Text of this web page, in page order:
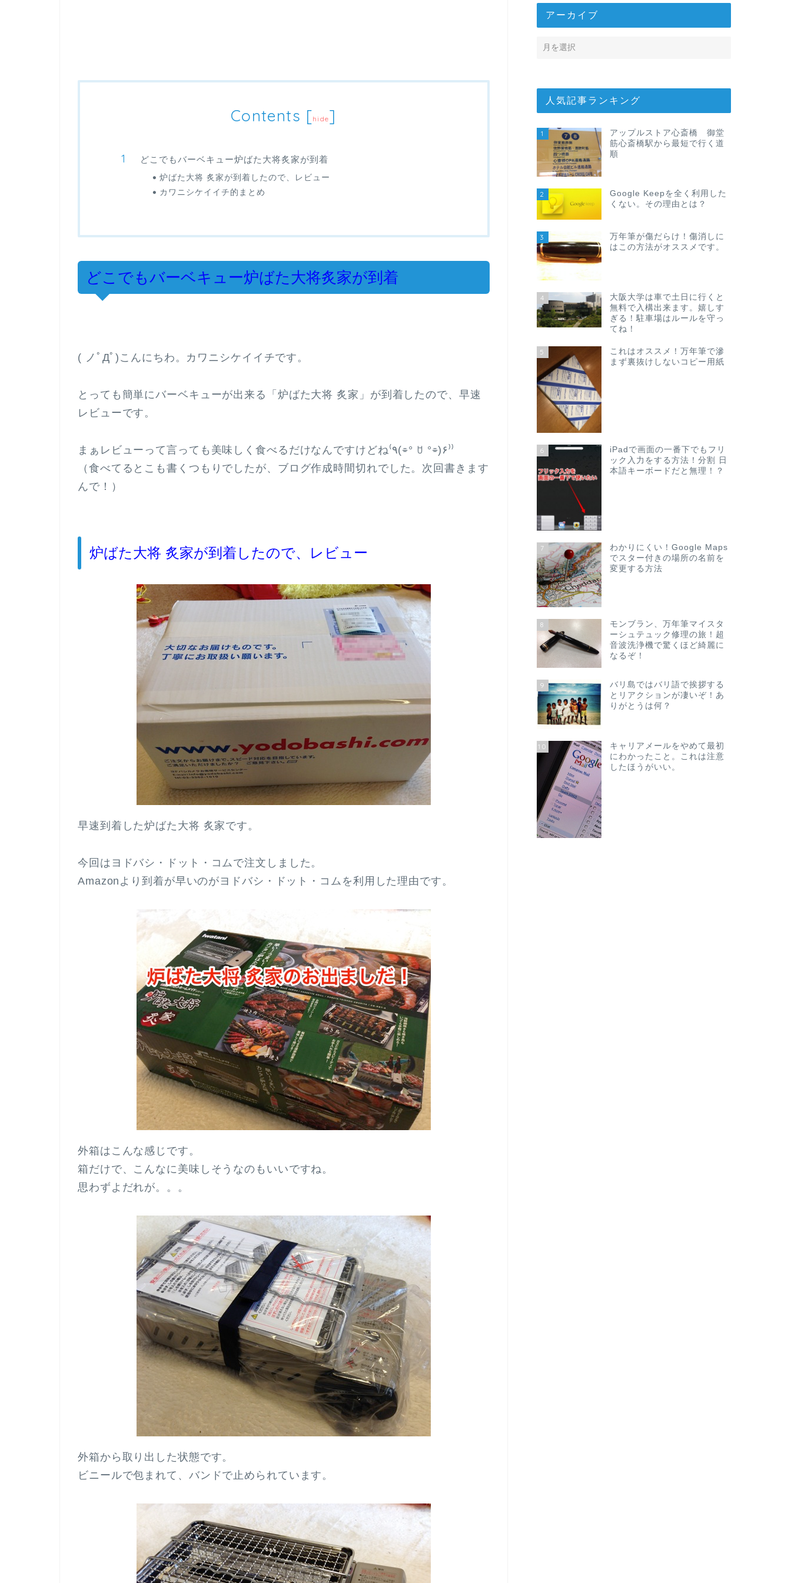
Contents [hide]
どこでもバーベキュー炉ばた大将炙家が到着
炉ばた大将 炙家が到着したので、レビュー
カワニシケイイチ的まとめ
どこでもバーベキュー炉ばた大将炙家が到着
( ノﾟДﾟ)こんにちわ。カワニシケイイチです。
とっても簡単にバーベキューが出来る「炉ばた大将 炙家」が到着したので、早速
レビューです。
まぁレビューって言っても美味しく食べるだけなんですけどね⁽٩(⌯° ꇴ °⌯)۶⁾⁾
（食べてるとこも書くつもりでしたが、ブログ作成時間切れでした。次回書きます
んで！）
炉ばた大将 炙家が到着したので、レビュー
早速到着した炉ばた大将 炙家です。
今回はヨドバシ・ドット・コムで注文しました。
Amazonより到着が早いのがヨドバシ・ドット・コムを利用した理由です。
外箱はこんな感じです。
箱だけで、こんなに美味しそうなのもいいですね。
思わずよだれが。。。
外箱から取り出した状態です。
ビニールで包まれて、バンドで止められています。
アーカイブ
人気記事ランキング
1
アップルストア心斎橋 御堂
筋心斎橋駅から最短で行く道
順
2
Google Keepを全く利用した
くない。その理由とは？
3
万年筆が傷だらけ！傷消しに
はこの方法がオススメです。
4
大阪大学は車で土日に行くと
無料で入構出来ます。嬉しす
ぎる！駐車場はルールを守っ
てね！
5
これはオススメ！万年筆で滲
まず裏抜けしないコピー用紙
6
iPadで画面の一番下でもフリ
ック入力をする方法！分割 日
本語キーボードだと無理！？
7
わかりにくい！Google Maps
でスター付きの場所の名前を
変更する方法
8
モンブラン、万年筆マイスタ
ーシュテュック修理の旅！超
音波洗浄機で驚くほど綺麗に
なるぞ！
9
バリ島ではバリ語で挨拶する
とリアクションが凄いぞ！あ
りがとうは何？
10
キャリアメールをやめて最初
にわかったこと。これは注意
したほうがいい。